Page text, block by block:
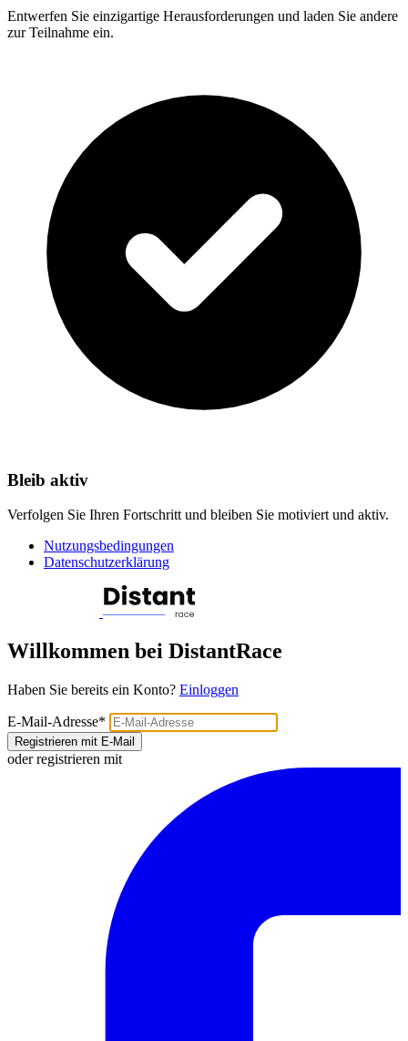
Entwerfen Sie einzigartige Herausforderungen und laden Sie andere
zur Teilnahme ein.
Bleib aktiv
Verfolgen Sie Ihren Fortschritt und bleiben Sie motiviert und aktiv.
Nutzungsbedingungen
Datenschutzerklärung
Willkommen bei DistantRace
Haben Sie bereits ein Konto? Einloggen
E-Mail-Adresse*
Registrieren mit E-Mail
oder registrieren mit